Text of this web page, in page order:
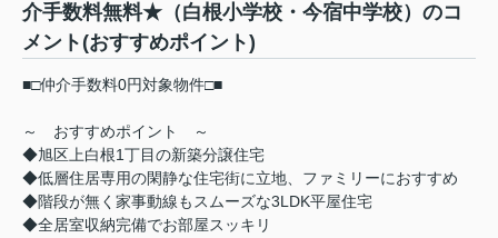
介手数料無料★（白根小学校・今宿中学校）のコ
メント(おすすめポイント)
■□仲介手数料0円対象物件□■
～ おすすめポイント ～
◆旭区上白根1丁目の新築分譲住宅
◆低層住居専用の閑静な住宅街に立地、ファミリーにおすすめ
◆階段が無く家事動線もスムーズな3LDK平屋住宅
◆全居室収納完備でお部屋スッキリ